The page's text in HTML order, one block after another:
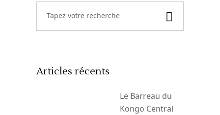
:
Articles récents
Le Barreau du
Kongo Central